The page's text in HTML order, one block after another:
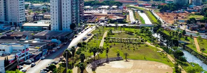
Hardwares Datas